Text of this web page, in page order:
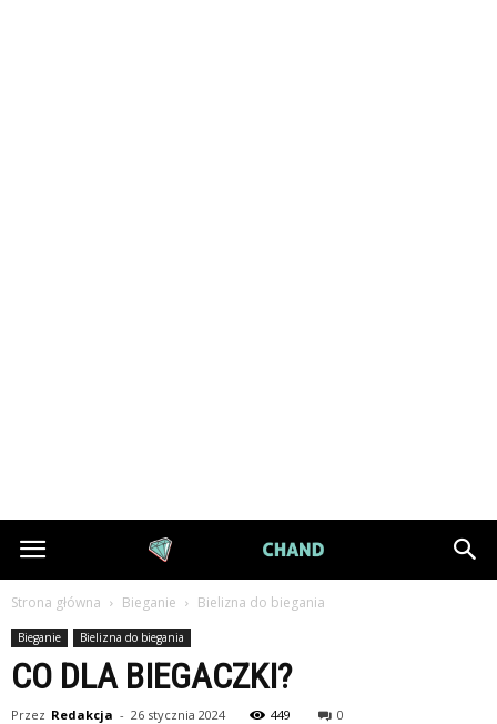
DiamondChand.pl
Strona główna Bieganie Bielizna do biegania
Bieganie Bielizna do biegania
CO DLA BIEGACZKI?
Przez Redakcja - 26 stycznia 2024 449 0